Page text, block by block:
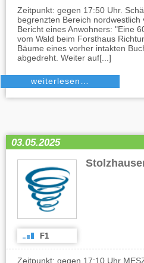
Zeitpunkt: gegen 17:50 Uhr.
begrenzten Bereich
Bericht eines Anwohners: "Eine
vom Wald beim Forsthaus
Bäume eines vorher intakten
abgedreht. Weiter auf[...]
weiterlesen…
03.05.2025
F1
Zeitpunkt: gegen 17:10 Uhr